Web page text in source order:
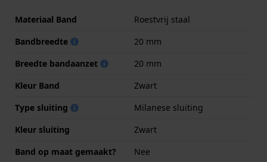
Materiaal Band
Roestvrij staal
Bandbreedte
20 mm
Breedte bandaanzet
20 mm
Kleur Band
Zwart
Type sluiting
Milanese sluiting
Kleur sluiting
Zwart
Band op maat gemaakt?
Nee